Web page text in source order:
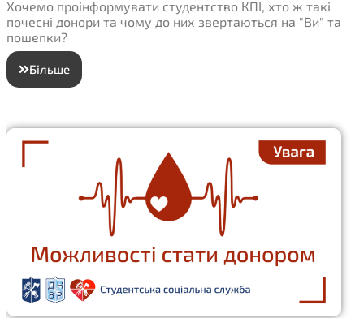
Хочемо проінформувати студентство КПІ, хто ж такі
почесні донори та чому до них звертаються на "Ви" та
пошепки?
Більше